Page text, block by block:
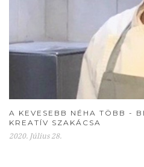
A KEVESEBB NÉHA TÖBB -
KREATÍV SZAKÁCSA
2020. Július 28.